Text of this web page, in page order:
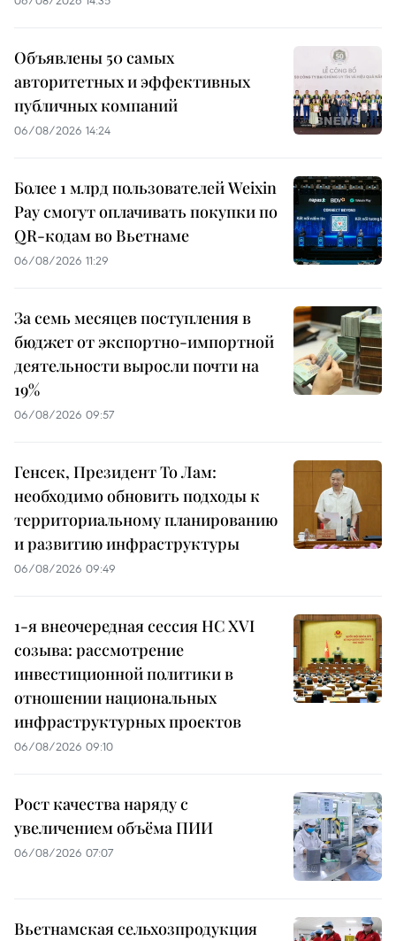
Объявлены 50 самых
авторитетных и эффективных
публичных компаний
06/08/2026 14:24
Более 1 млрд пользователей Weixin
Pay смогут оплачивать покупки по
QR-кодам во Вьетнаме
06/08/2026 11:29
За семь месяцев поступления в
бюджет от экспортно-импортной
деятельности выросли почти на
19%
06/08/2026 09:57
Генсек, Президент То Лам:
необходимо обновить подходы к
территориальному планированию
и развитию инфраструктуры
06/08/2026 09:49
1-я внеочередная сессия НС XVI
созыва: рассмотрение
инвестиционной политики в
отношении национальных
инфраструктурных проектов
06/08/2026 09:10
Рост качества наряду с
увеличением объёма ПИИ
06/08/2026 07:07
Вьетнамская сельхозпродукция